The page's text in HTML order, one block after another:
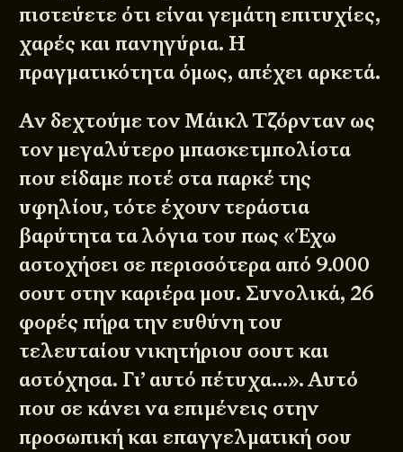
πιστεύετε ότι είναι γεμάτη επιτυχίες,
χαρές και πανηγύρια. Η
πραγματικότητα όμως, απέχει αρκετά.
Αν δεχτούμε τον Μάικλ Τζόρνταν ως
τον μεγαλύτερο μπασκετμπολίστα
που είδαμε ποτέ στα παρκέ της
υφηλίου, τότε έχουν τεράστια
βαρύτητα τα λόγια του πως «Έχω
αστοχήσει σε περισσότερα από 9.000
σουτ στην καριέρα μου. Συνολικά, 26
φορές πήρα την ευθύνη του
τελευταίου νικητήριου σουτ και
αστόχησα. Γι’ αυτό πέτυχα…». Αυτό
που σε κάνει να επιμένεις στην
προσωπική και επαγγελματική σου